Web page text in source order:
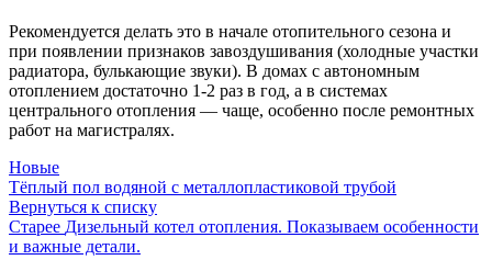
Рекомендуется делать это в начале отопительного сезона и
при появлении признаков завоздушивания (холодные участки
радиатора, булькающие звуки). В домах с автономным
отоплением достаточно 1-2 раз в год, а в системах
центрального отопления — чаще, особенно после ремонтных
работ на магистралях.
Новые
Тёплый пол водяной с металлопластиковой трубой
Вернуться к списку
Старее Дизельный котел отопления. Показываем особенности
и важные детали.